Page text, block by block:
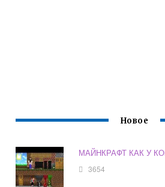
Новое
МАЙНКРАФТ КАК У
3654